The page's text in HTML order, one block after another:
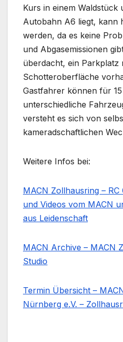
Kurs in einem Waldstück
Autobahn A6 liegt, kann
werden, da es keine
und Abgasemissionen
überdacht, ein Parkplatz
Schotteroberfläche
Gastfahrer können für
unterschiedliche
versteht es sich von
kameradschaftlichen
Weitere Infos bei:
MACN Zollhausring –
und Videos vom MACN
aus Leidenschaft
MACN Archive – MACN
Studio
Termin Übersicht –
Nürnberg e.V. –